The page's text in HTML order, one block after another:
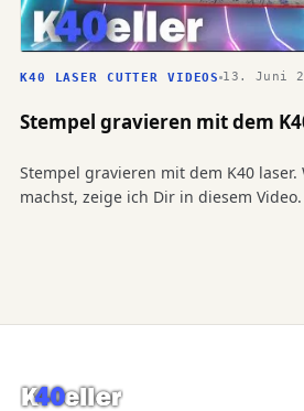
K40 LASER CUTTER VIDEOS 13. Juni
Stempel gravieren mit dem
Stempel gravieren mit dem K40 laser.
machst, zeige ich Dir in diesem Video.